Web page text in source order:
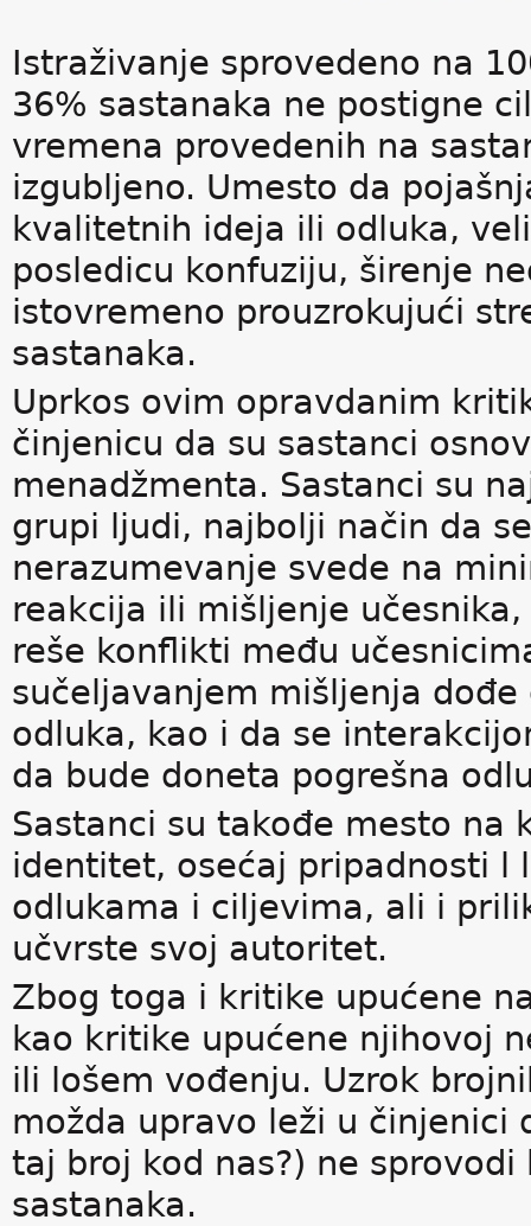
Istraživanje sprovedeno na
36% sastanaka ne postigne
vremena provedenih na
izgubljeno. Umesto da
kvalitetnih ideja ili odluka,
posledicu konfuziju, širenje
istovremeno prouzrokujući
sastanaka.
Uprkos ovim opravdanim
činjenicu da su sastanci
menadžmenta. Sastanci su
grupi ljudi, najbolji način da
nerazumevanje svede na
reakcija ili mišljenje
reše konflikti među
sučeljavanjem mišljenja
odluka, kao i da se
da bude doneta pogrešna
Sastanci su takođe mesto
identitet, osećaj pripadnosti l
odlukama i ciljevima, ali i
učvrste svoj autoritet.
Zbog toga i kritike upućene
kao kritike upućene njihovoj
ili lošem vođenju. Uzrok
možda upravo leži u činjenici
taj broj kod nas?) ne
sastanaka.